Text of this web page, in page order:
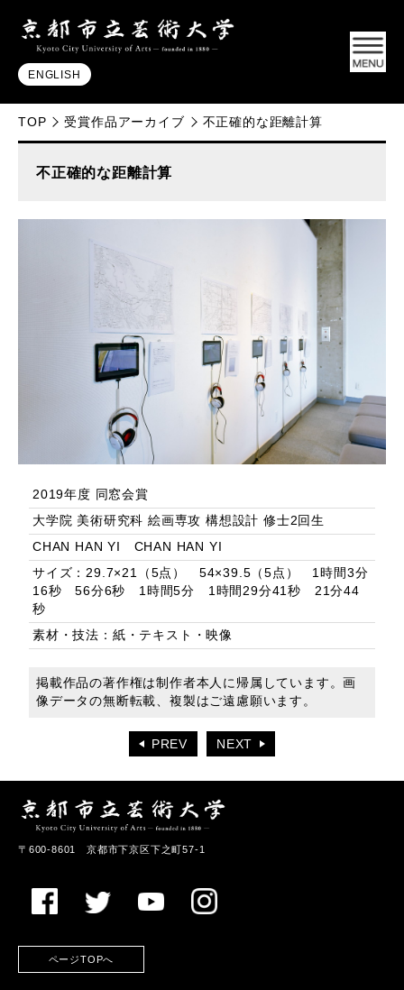
ENGLISH
TOP 受賞作品アーカイブ 不正確的な距離計算
不正確的な距離計算
2019年度 同窓会賞
大学院 美術研究科 絵画専攻 構想設計 修士2回生
CHAN HAN YI CHAN HAN YI
サイズ：29.7×21（5点） 54×39.5（5点） 1時間3分
16秒 56分6秒 1時間5分 1時間29分41秒 21分44
秒
素材・技法：紙・テキスト・映像
掲載作品の著作権は制作者本人に帰属しています。画
像データの無断転載、複製はご遠慮願います。
PREV NEXT
〒600-8601 京都市下京区下之町57-1
ページTOPへ